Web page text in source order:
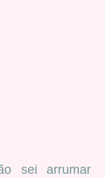
sei arrumar